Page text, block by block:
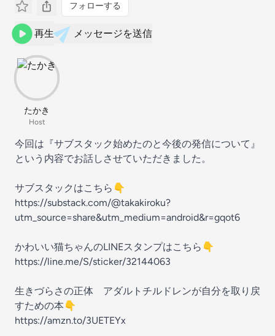
フォローする
再生 メッセージを送信
たかき
Host
今回は『サブスタック始めたのと今後の発信について』
という内容でお話しさせていただきました。
サブスタックはこちら👇
https://substack.com/@takakiroku?
utm_source=share&utm_medium=android&r=gqot6
かわいい猫ちゃんのLINEスタンプはこちら👇
https://line.me/S/sticker/32144063
生きづらさの正体 アダルトチルドレンが自分を取り戻
すための本👇
https://amzn.to/3UETEYx